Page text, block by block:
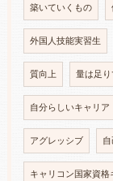
築いていくもの
外国人技能実習生
質向上 量は足り
自分らしいキャリア
アグレッシブ
キャリコン国家資格